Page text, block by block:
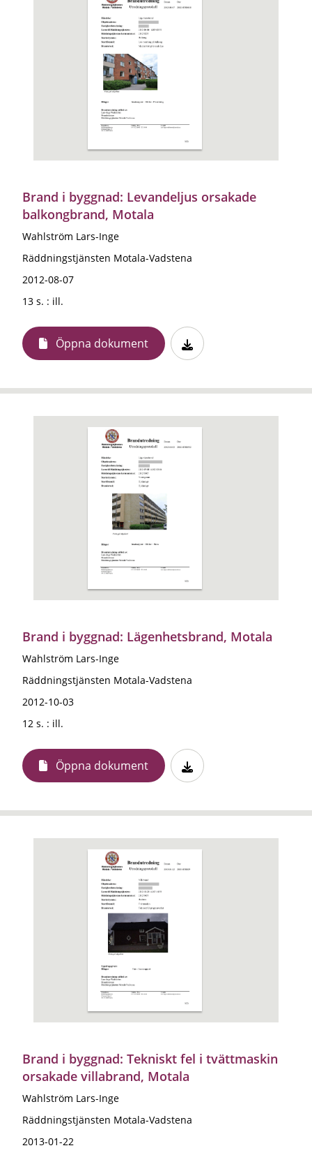
Brand i byggnad: Levandeljus orsakade
balkongbrand, Motala
Wahlström Lars-Inge
Räddningstjänsten Motala-Vadstena
2012-08-07
13 s. : ill.
Öppna dokument
Brand i byggnad: Lägenhetsbrand, Motala
Wahlström Lars-Inge
Räddningstjänsten Motala-Vadstena
2012-10-03
12 s. : ill.
Öppna dokument
Brand i byggnad: Tekniskt fel i tvättmaskin
orsakade villabrand, Motala
Wahlström Lars-Inge
Räddningstjänsten Motala-Vadstena
2013-01-22